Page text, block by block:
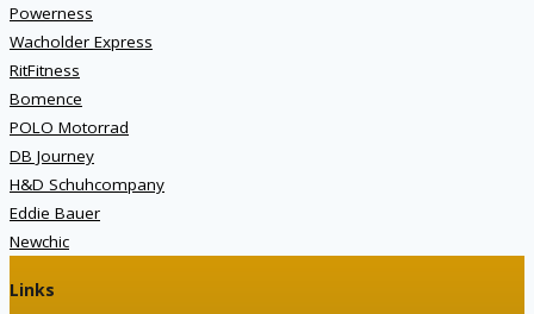
Powerness
Wacholder Express
RitFitness
Bomence
POLO Motorrad
DB Journey
H&D Schuhcompany
Eddie Bauer
Newchic
Links